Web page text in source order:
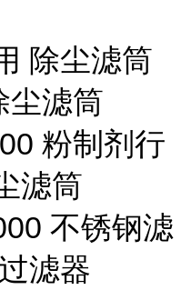
除尘滤筒
尘滤筒
粉制剂行
滤筒
不锈钢滤
滤器